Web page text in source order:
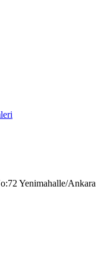
Yenimahalle/Ankara